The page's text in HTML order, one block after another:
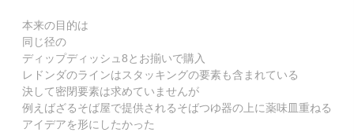
本来の目的は
同じ径の
ディップディッシュ8とお揃いで購入
レドンダのラインはスタッキングの要素も含まれている
決して密閉要素は求めていませんが
例えばざるそば屋で提供されるそばつゆ器の上に薬味皿重ねる
アイデアを形にしたかった